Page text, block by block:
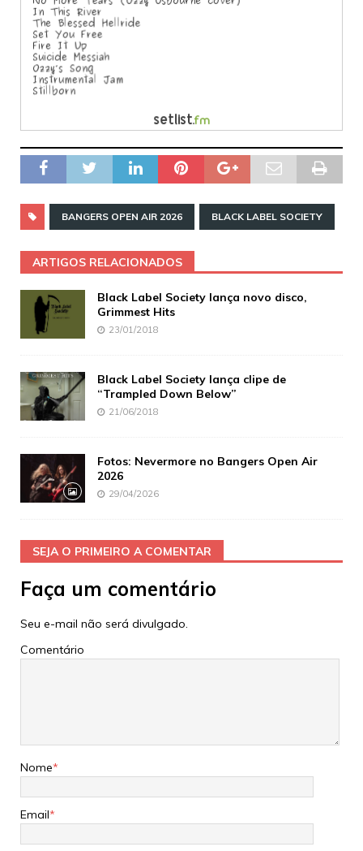
BANGERS OPEN AIR 2026 BLACK LABEL SOCIETY
ARTIGOS RELACIONADOS
Black Label Society lança novo disco,
Grimmest Hits
23/01/2018
Black Label Society lança clipe de
“Trampled Down Below”
21/06/2018
Fotos: Nevermore no Bangers Open Air
2026
29/04/2026
SEJA O PRIMEIRO A COMENTAR
Faça um comentário
Seu e-mail não será divulgado.
Comentário
Nome*
Email*